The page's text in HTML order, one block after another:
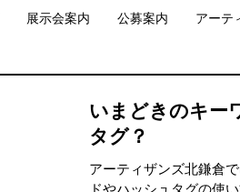
展示会案内 公募案内 アーテ
いまどきのキー
タグ？
アーティザンズ北鎌倉